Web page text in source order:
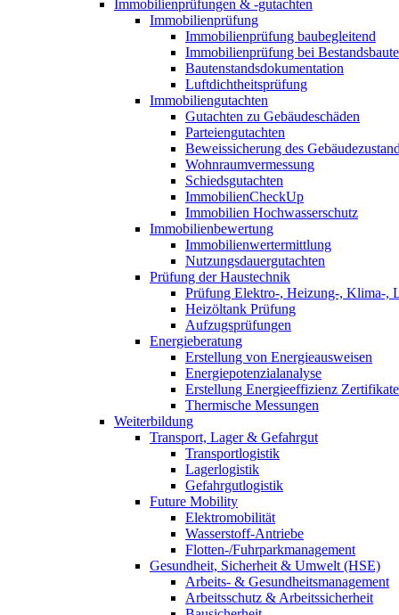
Immobilienprüfungen & -gutachten
Immobilienprüfung
Immobilienprüfung baubegleitend
Immobilienprüfung bei
Bautenstandsdokumentation
Luftdichtheitsprüfung
Immobiliengutachten
Gutachten zu Gebäudeschäden
Parteiengutachten
Beweissicherung des
Wohnraumvermessung
Schiedsgutachten
ImmobilienCheckUp
Immobilien Hochwasserschutz
Immobilienbewertung
Immobilienwertermittlung
Nutzungsdauergutachten
Prüfung der Haustechnik
Prüfung Elektro-, Heizung-, Klima-,
Heizöltank Prüfung
Aufzugsprüfungen
Energieberatung
Erstellung von Energieausweisen
Energiepotenzialanalyse
Erstellung Energieeffizienz Zertifikate
Thermische Messungen
Weiterbildung
Transport, Lager & Gefahrgut
Transportlogistik
Lagerlogistik
Gefahrgutlogistik
Future Mobility
Elektromobilität
Wasserstoff-Antriebe
Flotten-/Fuhrparkmanagement
Gesundheit, Sicherheit & Umwelt (HSE)
Arbeits- & Gesundheitsmanagement
Arbeitsschutz & Arbeitssicherheit